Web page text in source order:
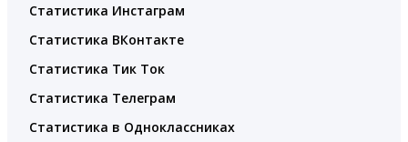
Статистика Инстаграм
Статистика ВКонтакте
Статистика Тик Ток
Статистика Телеграм
Статистика в Одноклассниках